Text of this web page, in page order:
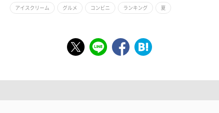
アイスクリーム グルメ コンビニ ランキング 夏